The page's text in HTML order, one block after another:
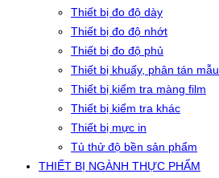
Thiết bị đo độ dày
Thiết bị đo độ nhớt
Thiết bị đo độ phủ
Thiết bị khuấy, phân tán mẫu
Thiết bị kiểm tra màng film
Thiết bị kiểm tra khác
Thiết bị mực in
Tủ thử độ bền sản phẩm
THIẾT BỊ NGÀNH THỰC PHẨM